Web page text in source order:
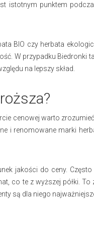
istotnym punktem
BIO czy herbata
W przypadku Biedronki
na lepszy skład.
cenowej warto
i renomowane marki
jakości do ceny. Często
co te z wyższej półki. To
są dla niego